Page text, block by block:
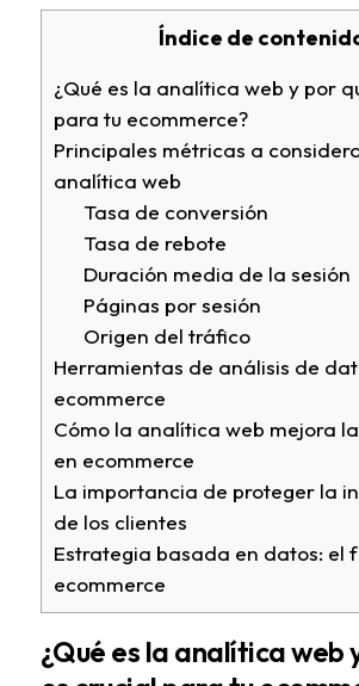
Índice de
¿Qué es la analítica web y por
para tu ecommerce?
Principales métricas a
analítica web
Tasa de conversión
Tasa de rebote
Duración media de la sesión
Páginas por sesión
Origen del tráfico
Herramientas de análisis de
ecommerce
Cómo la analítica web mejora
en ecommerce
La importancia de proteger la
de los clientes
Estrategia basada en datos: el
ecommerce
¿Qué es la analítica web